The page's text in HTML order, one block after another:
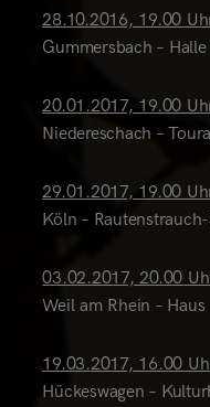
28.10.2016, 19.00
Gummersbach –
20.01.2017, 19.00
Niedereschach –
29.01.2017, 19.00
Köln –
03.02.2017, 20.00
Weil am Rhein –
19.03.2017, 16.00
Hückeswagen –